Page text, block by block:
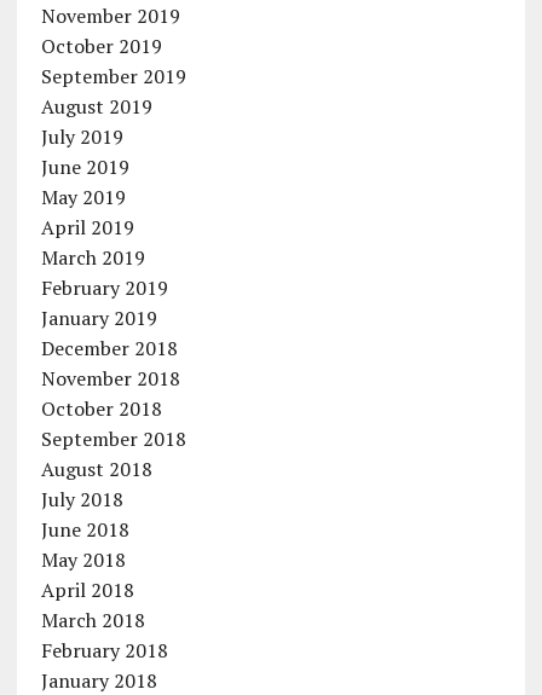
November 2019
October 2019
September 2019
August 2019
July 2019
June 2019
May 2019
April 2019
March 2019
February 2019
January 2019
December 2018
November 2018
October 2018
September 2018
August 2018
July 2018
June 2018
May 2018
April 2018
March 2018
February 2018
January 2018